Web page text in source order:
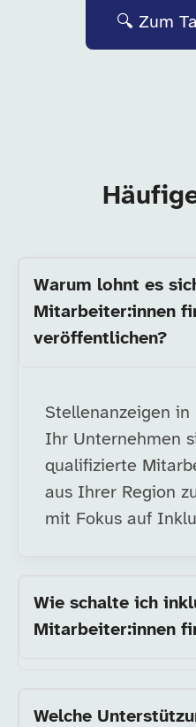
🔍 Zum
Warum lohnt es
Mitarbeiter:innen
veröffentlichen?
Stellenanzeigen
Ihr Unternehmen
qualifizierte
aus Ihrer Region
mit Fokus auf
Wie schalte ich
Mitarbeiter:innen
Welche